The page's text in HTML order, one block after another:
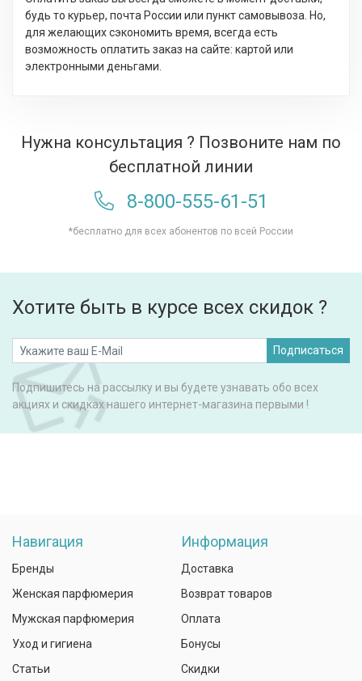
будь то курьер, почта России или пункт самовывоза. Но,
для желающих сэкономить время, всегда есть
возможность оплатить заказ на сайте: картой или
электронными деньгами.
Нужна консультация ? Позвоните нам по
бесплатной линии
8-800-555-61-51
*бесплатно для всех абонентов по всей России
Хотите быть в курсе всех скидок ?
Подписаться
Подпишитесь на рассылку и вы будете узнавать обо всех
акциях и скидках нашего интернет-магазина первыми !
Навигация
Бренды
Женская парфюмерия
Мужская парфюмерия
Уход и гигиена
Статьи
Информация
Доставка
Возврат товаров
Оплата
Бонусы
Скидки